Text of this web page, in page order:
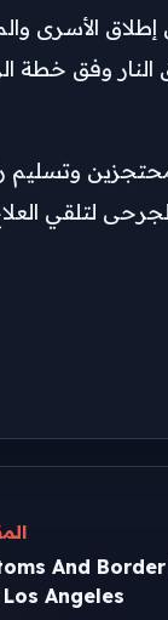
الأسرى
إطلاق النار وفق
استكمال عملية تبادل الأسرى
لتلقي
And
Angeles